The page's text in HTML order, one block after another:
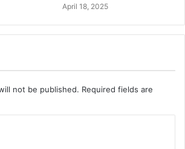
April 18, 2025
not be published. Required fields are